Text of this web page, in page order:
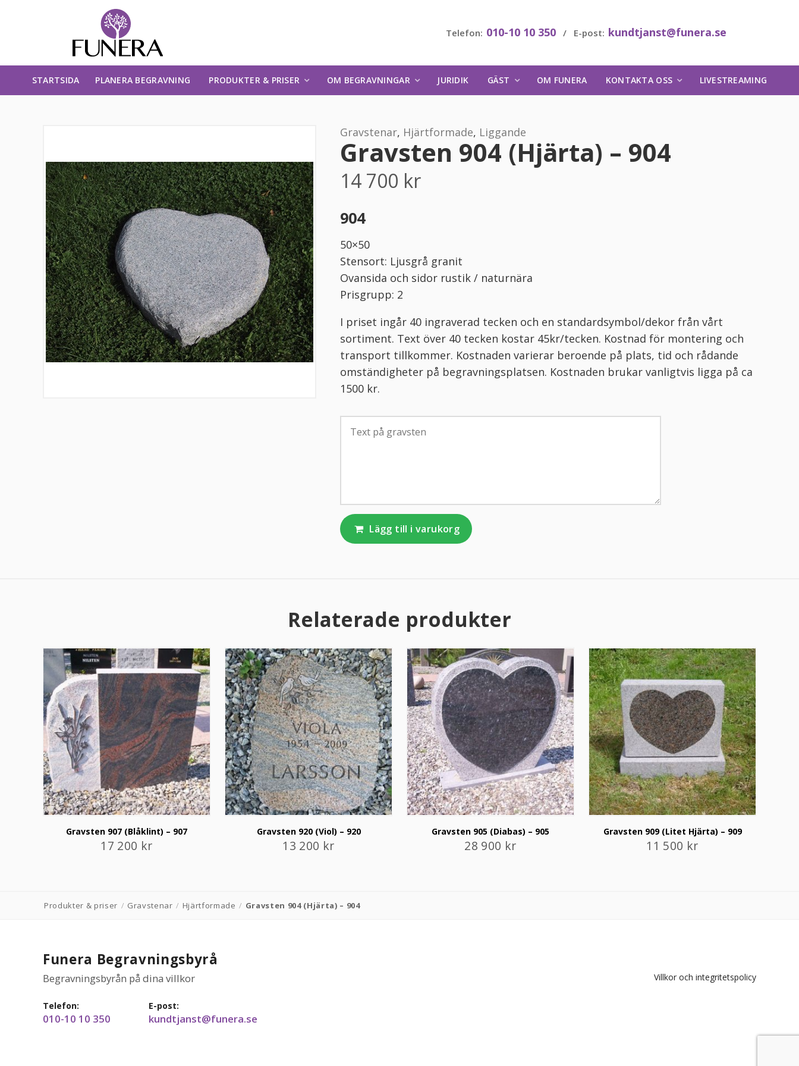
Telefon: 010-10 10 350 / E-post: kundtjanst@funera.se
STARTSIDA PLANERA BEGRAVNING PRODUKTER & PRISER OM BEGRAVNINGAR JURIDIK GÄST OM FUNERA KONTAKTA OSS LIVESTREAMING
Gravstenar, Hjärtformade, Liggande
Gravsten 904 (Hjärta) – 904
14 700 kr
904
50×50
Stensort: Ljusgrå granit
Ovansida och sidor rustik / naturnära
Prisgrupp: 2
I priset ingår 40 ingraverad tecken och en standardsymbol/dekor från vårt
sortiment. Text över 40 tecken kostar 45kr/tecken. Kostnad för montering och
transport tillkommer. Kostnaden varierar beroende på plats, tid och rådande
omständigheter på begravningsplatsen. Kostnaden brukar vanligtvis ligga på ca
1500 kr.
Lägg till i varukorg
Relaterade produkter
Gravsten 907 (Blåklint) – 907
17 200 kr
Gravsten 920 (Viol) – 920
13 200 kr
Gravsten 905 (Diabas) – 905
28 900 kr
Gravsten 909 (Litet Hjärta) – 909
11 500 kr
Produkter & priser / Gravstenar / Hjärtformade / Gravsten 904 (Hjärta) – 904
Funera Begravningsbyrå
Begravningsbyrån på dina villkor Villkor och integritetspolicy
Telefon:
010-10 10 350
E-post:
kundtjanst@funera.se